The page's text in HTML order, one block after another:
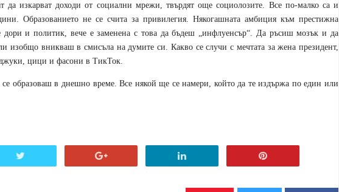
да изкарват доходи от социални мрежи, твърдят още социолозите. Все по-малко са и
Образованието не се счита за привилегия. Някогашната амбиция към престижна
дори и политик, вече е заменена с това да бъдеш „инфлуенсър“. Да ръсиш мозък и да
изобщо вникваш в смисъла на думите си. Какво се случи с мечтата за жена президент,
джуки, цици и фасони в ТикТок.
образоваш в днешно време. Все някой ще се намери, който да те издържа по един или